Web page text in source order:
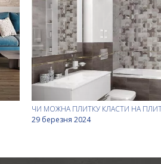
ЧИ МОЖНА ПЛИТКУ КЛАСТИ НА
29 березня 2024